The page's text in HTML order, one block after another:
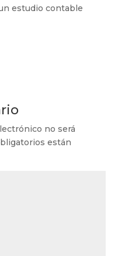
estudio contable
no será
están